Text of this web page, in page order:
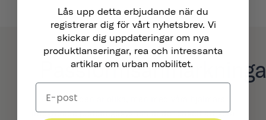
Alla huvuden är olika, men med våra hjälmars
integrerade justeringssystem är det enkelt att göra
Lås upp detta erbjudande när du
registrerar dig för vårt nyhetsbrev. Vi
skickar dig uppdateringar om nya
produktlanseringar, rea och intressanta
artiklar om urban mobilitet.